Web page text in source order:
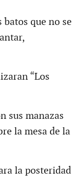
batos que no se
“Los
sus manazas
la mesa de la
la posteridad